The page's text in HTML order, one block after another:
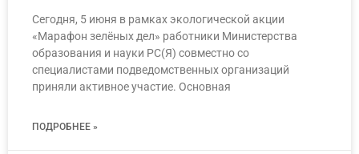
Сегодня, 5 июня в рамках экологической акции
«Марафон зелёных дел» работники Министерства
образования и науки РС(Я) совместно со
специалистами подведомственных организаций
приняли активное участие. Основная
ПОДРОБНЕЕ »